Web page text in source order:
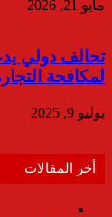
مايو 21, 2026
تحالف دولي
لمكافحة
يوليو 9, 2025
أخر المقالات